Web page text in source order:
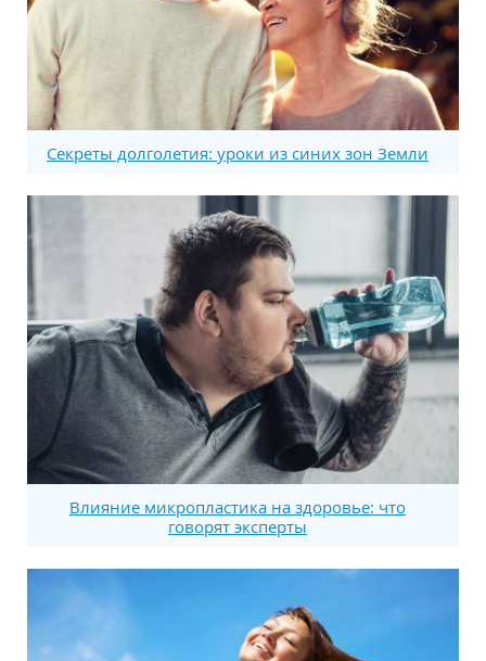
Секреты долголетия: уроки из синих зон Земли
Влияние микропластика на здоровье: что
говорят эксперты